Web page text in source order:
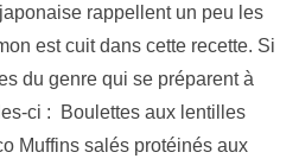
rappellent un peu les
est cuit dans cette recette. Si
du genre qui se préparent à
ci : Boulettes aux lentilles
Muffins salés protéinés aux